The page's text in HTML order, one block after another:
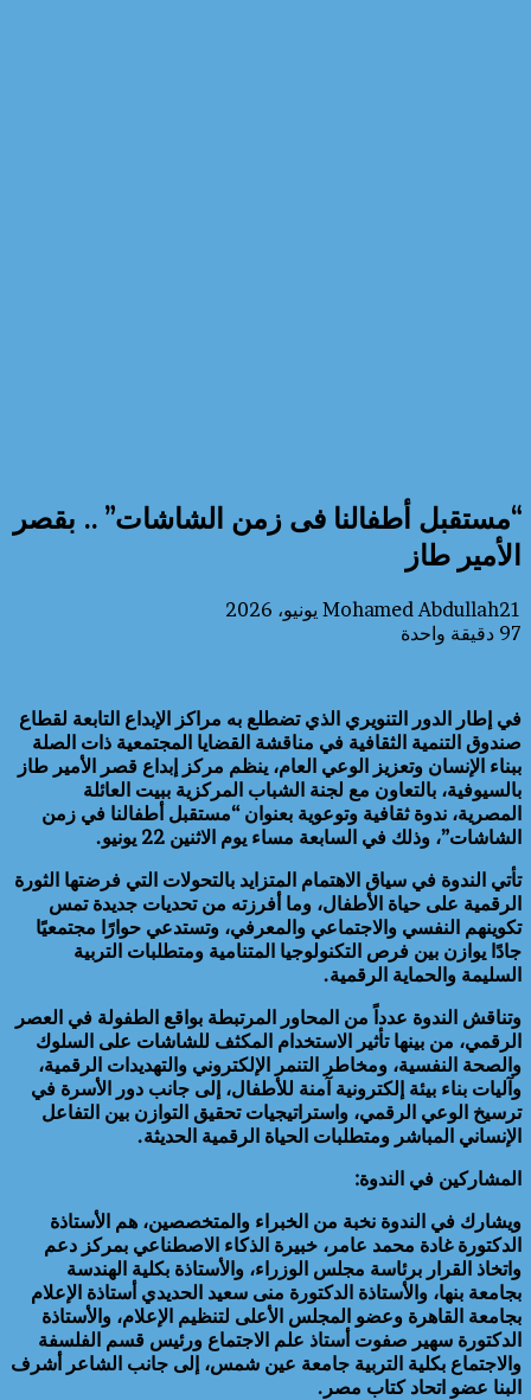
“مستقبل أطفالنا فى زمن الشاشات” .. بقصر
الأمير طاز
Mohamed Abdullah21 يونيو، 2026
97 دقيقة واحدة
في إطار الدور التنويري الذي تضطلع به مراكز الإبداع التابعة لقطاع
صندوق التنمية الثقافية في مناقشة القضايا المجتمعية ذات الصلة
ببناء الإنسان وتعزيز الوعي العام، ينظم مركز إبداع قصر الأمير طاز
بالسيوفية، بالتعاون مع لجنة الشباب المركزية ببيت العائلة
المصرية، ندوة ثقافية وتوعوية بعنوان “مستقبل أطفالنا في زمن
الشاشات”، وذلك في السابعة مساء يوم الاثنين 22 يونيو.
تأتي الندوة في سياق الاهتمام المتزايد بالتحولات التي فرضتها الثورة
الرقمية على حياة الأطفال، وما أفرزته من تحديات جديدة تمس
تكوينهم النفسي والاجتماعي والمعرفي، وتستدعي حوارًا مجتمعيًا
جادًا يوازن بين فرص التكنولوجيا المتنامية ومتطلبات التربية
السليمة والحماية الرقمية.
وتناقش الندوة عدداً من المحاور المرتبطة بواقع الطفولة في العصر
الرقمي، من بينها تأثير الاستخدام المكثف للشاشات على السلوك
والصحة النفسية، ومخاطر التنمر الإلكتروني والتهديدات الرقمية،
وآليات بناء بيئة إلكترونية آمنة للأطفال، إلى جانب دور الأسرة في
ترسيخ الوعي الرقمي، واستراتيجيات تحقيق التوازن بين التفاعل
الإنساني المباشر ومتطلبات الحياة الرقمية الحديثة.
المشاركين في الندوة:
ويشارك في الندوة نخبة من الخبراء والمتخصصين، هم الأستاذة
الدكتورة غادة محمد عامر، خبيرة الذكاء الاصطناعي بمركز دعم
واتخاذ القرار برئاسة مجلس الوزراء، والأستاذة بكلية الهندسة
بجامعة بنها، والأستاذة الدكتورة منى سعيد الحديدي أستاذة الإعلام
بجامعة القاهرة وعضو المجلس الأعلى لتنظيم الإعلام، والأستاذة
الدكتورة سهير صفوت أستاذ علم الاجتماع ورئيس قسم الفلسفة
والاجتماع بكلية التربية جامعة عين شمس، إلى جانب الشاعر أشرف
البنا عضو اتحاد كتاب مصر.